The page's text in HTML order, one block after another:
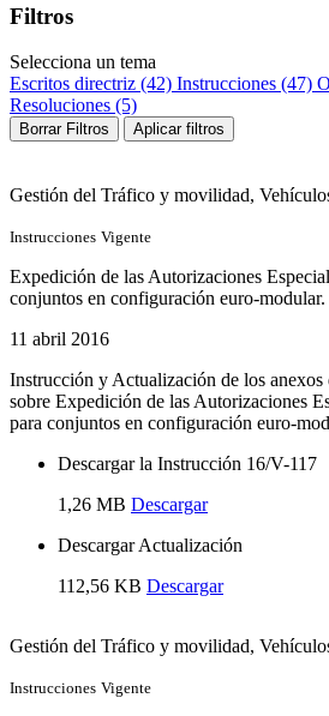
Filtros
Selecciona un tema
Escritos directriz (42) Instrucciones (47)
Resoluciones (5)
Borrar Filtros Aplicar filtros
Gestión del Tráfico y movilidad,
Instrucciones Vigente
Expedición de las Autorizaciones
conjuntos en configuración euro-modular.
11 abril 2016
Instrucción y Actualización de los
sobre Expedición de las Autorizaciones
para conjuntos en configuración euro-
Descargar la Instrucción 16/V-117
1,26 MB Descargar
Descargar Actualización
112,56 KB Descargar
Gestión del Tráfico y movilidad,
Instrucciones Vigente